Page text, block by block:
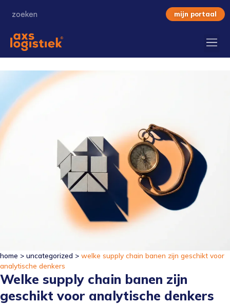
mijn portaal
home > uncategorized > welke supply chain banen zijn geschikt voor
analytische denkers
Welke supply chain banen zijn
geschikt voor analytische denkers